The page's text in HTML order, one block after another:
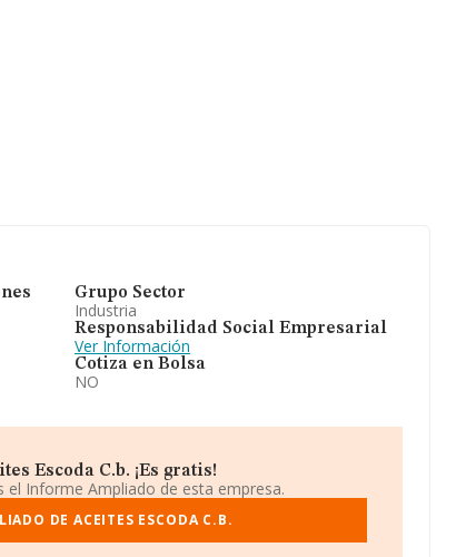
Grupo Sector
Industria
Responsabilidad Social Empresarial
Ver Información
Cotiza en Bolsa
NO
Escoda C.b. ¡Es gratis!
Informe Ampliado de esta empresa.
DE ACEITES ESCODA C.B.